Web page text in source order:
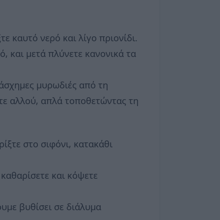
καυτό νερό και λίγο πριονίδι.
και μετά πλύνετε κανονικά τα
μυρωδιές από τη
αλλού, απλά τοποθετώντας τη
στο σιφόνι, κατακάθι
και κόψετε
βυθίσει σε διάλυμα